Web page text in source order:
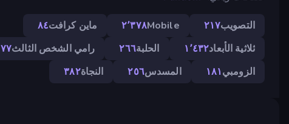
التصويب٢١٧ Mobile٢٬٣٧٨ ماين كرافت٨٤
ثلاثية الأبعاد١٬٤٣٢ الحلبة٢٦٦ رامي الشخص الثالث٧٧
الزومبي١٨١ المسدس٢٥٦ النجاة٣٨٢